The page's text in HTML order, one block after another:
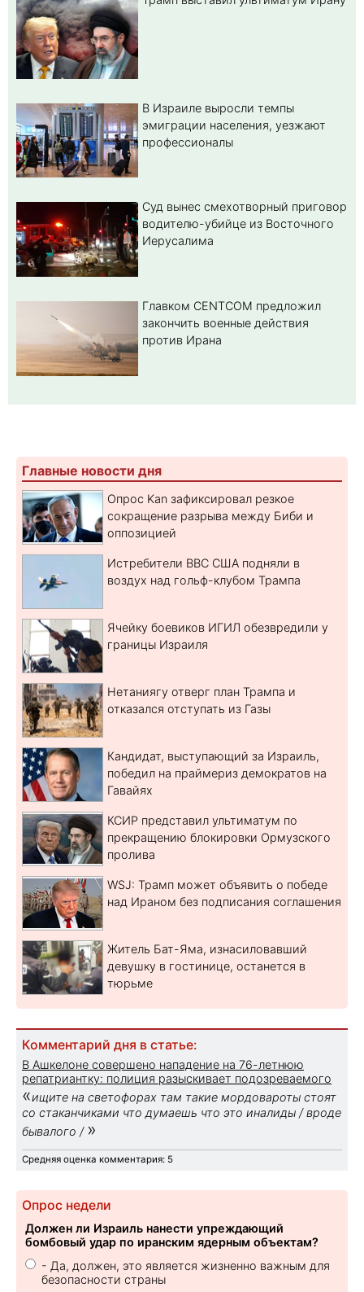
В Израиле выросли темпы
эмиграции населения, уезжают
профессионалы
Суд вынес смехотворный приговор
водителю-убийце из Восточного
Иерусалима
Главком CENTCOM предложил
закончить военные действия
против Ирана
Главные новости дня
Опрос Kan зафиксировал резкое
сокращение разрыва между Биби и
оппозицией
Истребители ВВС США подняли в
воздух над гольф-клубом Трампа
Ячейку боевиков ИГИЛ обезвредили у
границы Израиля
Нетаниягу отверг план Трампа и
отказался отступать из Газы
Кандидат, выступающий за Израиль,
победил на праймериз демократов на
Гавайях
КСИР представил ультиматум по
прекращению блокировки Ормузского
пролива
WSJ: Трамп может объявить о победе
над Ираном без подписания соглашения
Житель Бат-Яма, изнасиловавший
девушку в гостинице, останется в
тюрьме
Комментарий дня в статье:
В Ашкелоне совершено нападение на 76-летнюю
репатриантку: полиция разыскивает подозреваемого
«ищите на светофорах там такие мордовароты стоят
со стаканчиками что думаешь что это иналиды / вроде
бывалого / »
Средняя оценка комментария: 5
Опрос недели
Должен ли Израиль нанести упреждающий
бомбовый удар по иранским ядерным объектам?
- Да, должен, это является жизненно важным для
безопасности страны